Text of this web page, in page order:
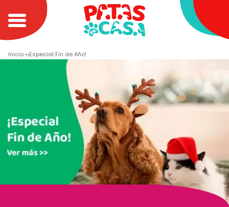
Inicio ¡Especial Fin de Año!